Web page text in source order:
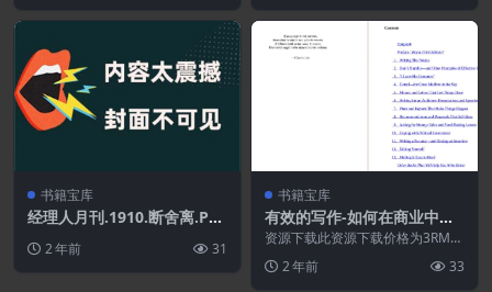
书籍宝库
经理人月刊.1910.断舍离.PD
2 年前 31
书籍宝库
有效的写作-如何在商业中进
行有效沟通.PDF
资源下载此资源下载价格为3RMB
别提醒:本网站不...
2 年前 33